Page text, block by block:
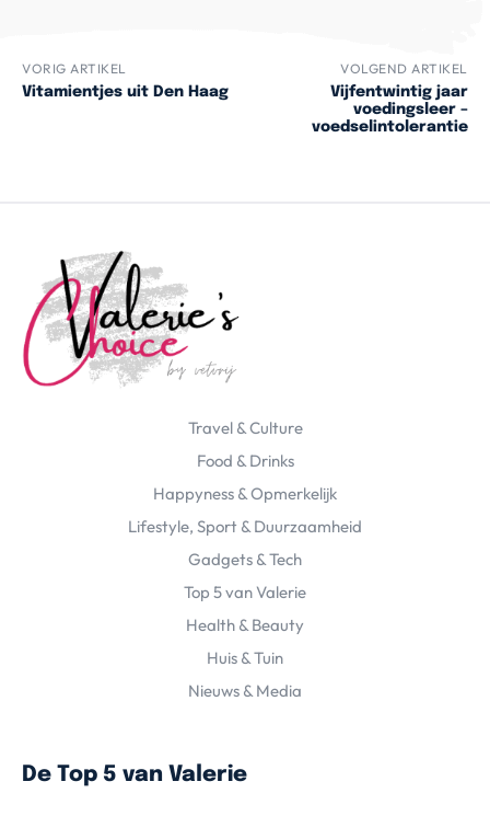
VORIG ARTIKEL
Vitamientjes uit Den Haag
VOLGEND ARTIKEL
Vijfentwintig jaar
voedingsleer –
voedselintolerantie
Travel & Culture
Food & Drinks
Happyness & Opmerkelijk
Lifestyle, Sport & Duurzaamheid
Gadgets & Tech
Top 5 van Valerie
Health & Beauty
Huis & Tuin
Nieuws & Media
De Top 5 van Valerie